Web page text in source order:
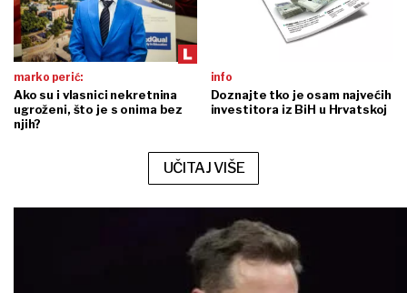
marko perić:
Ako su i vlasnici nekretnina
ugroženi, što je s onima bez
njih?
info
Doznajte tko je osam najvećih
investitora iz BiH u Hrvatskoj
UČITAJ VIŠE